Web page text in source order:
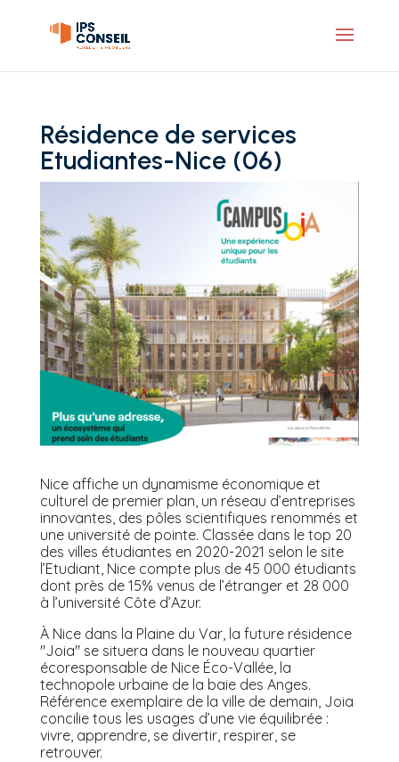
Résidence de services
Etudiantes-Nice (06)
Nice affiche un dynamisme économique et
culturel de premier plan, un réseau d’entreprises
innovantes, des pôles scientifiques renommés et
une université de pointe. Classée dans le top 20
des villes étudiantes en 2020-2021 selon le site
l’Etudiant, Nice compte plus de 45 000 étudiants
dont près de 15% venus de l’étranger et 28 000
à l’université Côte d’Azur.
À Nice dans la Plaine du Var, la future résidence
"Joia" se situera dans le nouveau quartier
écoresponsable de Nice Éco-Vallée, la
technopole urbaine de la baie des Anges.
Référence exemplaire de la ville de demain, Joia
concilie tous les usages d’une vie équilibrée :
vivre, apprendre, se divertir, respirer, se
retrouver.